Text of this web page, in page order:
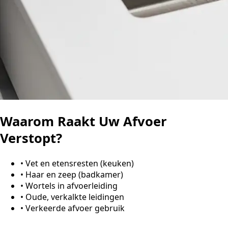
Waarom Raakt Uw Afvoer
Verstopt?
• Vet en etensresten (keuken)
• Haar en zeep (badkamer)
• Wortels in afvoerleiding
• Oude, verkalkte leidingen
• Verkeerde afvoer gebruik